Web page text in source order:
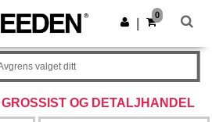
Last ned app
0
GROSSIST OG DETALJHANDEL
valget ditt